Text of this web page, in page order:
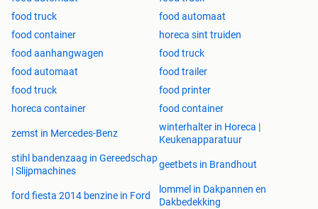
40.445,00 excl. BTW (indien u een Belgische BTW nr heeft
wordt er geen BTW in rekening gebracht)
foodtrailers.eu/product/foodtrailer-star-foodtrailer-ft-
436-4500-mm
Meer informatie
Verrijn Stuartweg 8
4462 GE GOES (vlakbij Terneuzen)
Tel. 0031 113 211682
food truck
food automaat
food container
horeca sint truiden
food aanhangwagen
food truck
food automaat
food trailer
food truck
food printer
horeca container
food container
zemst in Mercedes-Benz
winterhalter in Horeca |
Keukenapparatuur
stihl bandenzaag in Gereedschap
| Slijpmachines
geetbets in Brandhout
ford fiesta 2014 benzine in Ford
lommel in Dakpannen en
Dakbedekking